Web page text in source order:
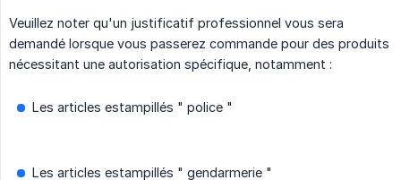
Veuillez noter qu'un justificatif professionnel vous sera
demandé lorsque vous passerez commande pour des produits
nécessitant une autorisation spécifique, notamment :
Les articles estampillés " police "
Les articles estampillés " gendarmerie "